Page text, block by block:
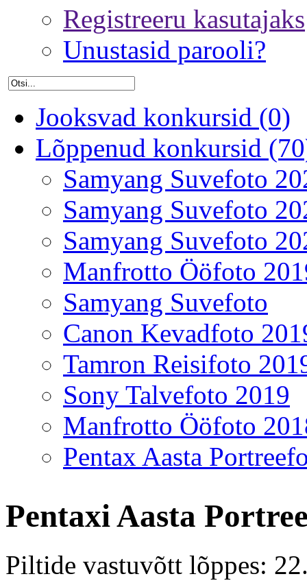
Registreeru kasutajaks
Unustasid parooli?
Jooksvad konkursid (0)
Lõppenud konkursid
Samyang Suvefoto
Samyang Suvefoto
Samyang Suvefoto
Manfrotto Ööfoto
Samyang Suvefoto
Canon Kevadfoto
Tamron Reisifoto
Sony Talvefoto 2019
Manfrotto Ööfoto
Pentax Aasta
Pentaxi Aasta
Piltide vastuvõtt lõppes: